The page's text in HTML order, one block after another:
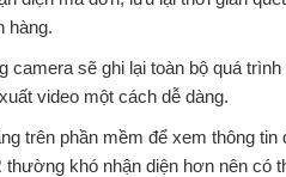
hàng.
camera sẽ ghi lại toàn bộ quá
video một cách dễ dàng.
trên phần mềm để xem thông tin
khó nhận diện hơn nên có